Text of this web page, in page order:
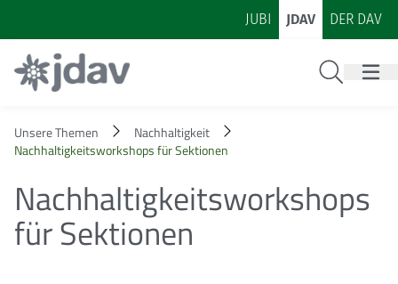
Zum Inhalt
Zur Footer-Navigation
JUBI JDAV DER DAV
Unsere Themen
Nachhaltigkeit
Nachhaltigkeitsworkshops für Sektionen
Nachhaltigkeitsworkshops
für Sektionen